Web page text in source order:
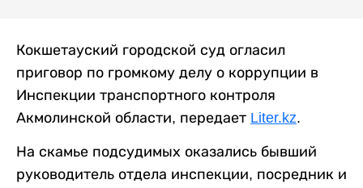
Кокшетауский городской суд огласил
приговор по громкому делу о коррупции в
Инспекции транспортного контроля
Акмолинской области, передает Liter.kz.
На скамье подсудимых оказались бывший
руководитель отдела инспекции, посредник и